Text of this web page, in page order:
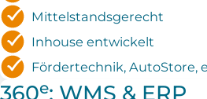
Mittelstandsgerecht
Inhouse entwickelt
Fördertechnik, AutoStore,
360e: WMS & ERP